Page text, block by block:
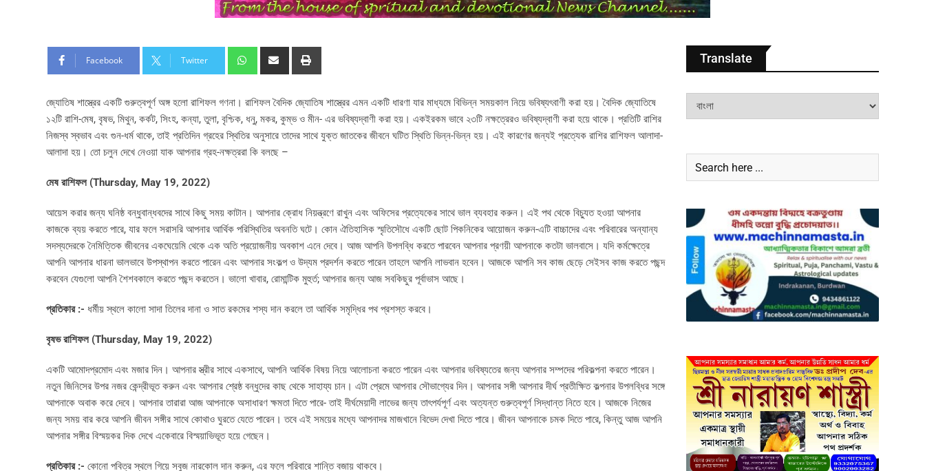
Facebook Twitter
জ্যোতিষ শাস্ত্রের একটি গুরুত্বপূর্ণ অঙ্গ হলো রাশিফল গণনা। রাশিফল বৈদিক জ্যোতিষ শাস্ত্রের এমন একটি ধারণা যার মাধ্যমে বিভিন্ন সময়কাল নিয়ে ভবিষ্যৎবাণী করা হয়। বৈদিক জ্যোতিষে
১২টি রাশি-মেষ, বৃষভ, মিথুন, কর্কট, সিংহ, কন্যা, তুলা, বৃশ্চিক, ধনু, মকর, কুম্ভ ও মীন- এর ভবিষ্যদ্বাণী করা হয়। একইরকম ভাবে ২৩টি নক্ষত্রেরও ভবিষ্যদ্বাণী করা হয়ে থাকে। প্রতিটি রাশির
নিজস্ব স্বভাব এবং গুন-ধর্ম থাকে, তাই প্রতিদিন গ্রহের স্থিতির অনুসারে তাদের সাথে যুক্ত জাতকের জীবনে ঘটিত স্থিতি ভিন্ন-ভিন্ন হয়। এই কারণের জন্যই প্রত্যেক রাশির রাশিফল আলাদা-
আলাদা হয়। তো চলুন দেখে নেওয়া যাক আপনার গ্রহ-নক্ষত্ররা কি বলছে –
মেষ রাশিফল (Thursday, May 19, 2022)
আয়েস করার জন্য ঘনিষ্ঠ বন্ধুবান্ধবদের সাথে কিছু সময় কাটান। আপনার ক্রোধ নিয়ন্ত্রণে রাখুন এবং অফিসের প্রত্যেকের সাথে ভাল ব্যবহার করুন। এই পথ থেকে বিচ্যুত হওয়া আপনার
কাজকে ব্যয় করতে পারে, যার ফলে সরাসরি আপনার আর্থিক পরিস্থিতির অবনতি ঘটে। কোন ঐতিহাসিক স্মৃতিসৌধে একটি ছোট পিকনিকের আয়োজন করুন-এটি বাচ্চাদের এবং পরিবারের অন্যান্য
সদস্যদেরকে নৈমিত্তিক জীবনের একঘেয়েমি থেকে এক অতি প্রয়োজনীয় অবকাশ এনে দেবে। আজ আপনি উপলব্ধি করতে পারবেন আপনার প্রণয়ী আপনাকে কতটা ভালবাসে। যদি কর্মক্ষেত্রে
আপনি আপনার ধারনা ভালভাবে উপস্থাপন করতে পারেন এবং আপনার সংকল্প ও উদ্যম প্রদর্শন করতে পারেন তাহলে আপনি লাভবান হবেন। আজকে আপনি সব কাজ ছেড়ে সেইসব কাজ করতে পছন্দ
করবেন যেগুলো আপনি শৈশবকালে করতে পছন্দ করতেন। ভালো খাবার, রোমান্টিক মুহুর্ত; আপনার জন্য আজ সবকিছুর পূর্বাভাস আছে।
প্রতিকার :- ধর্মীয় স্থলে কালো সাদা তিলের দানা ও সাত রকমের শস্য দান করলে তা আর্থিক সমৃদ্ধির পথ প্রশস্ত করবে।
বৃষভ রাশিফল (Thursday, May 19, 2022)
একটি আমোদপ্রমোদ এবং মজার দিন। আপনার স্ত্রীর সাথে একসাথে, আপনি আর্থিক বিষয় নিয়ে আলোচনা করতে পারেন এবং আপনার ভবিষ্যতের জন্য আপনার সম্পদের পরিকল্পনা করতে পারেন।
নতুন জিনিসের উপর নজর কেন্দ্রীভূত করুন এবং আপনার শ্রেষ্ঠ বন্ধুদের কাছ থেকে সাহায্য চান। এটা প্রেমে আপনার সৌভাগ্যের দিন। আপনার সঙ্গী আপনার দীর্ঘ প্রতীক্ষিত কল্পনার উপলব্ধির সঙ্গে
আপনাকে অবাক করে দেবে। আপনার তারারা আজ আপনাকে অসাধারণ ক্ষমতা দিতে পারে- তাই দীর্ঘমেয়াদী লাভের জন্য তাৎপর্যপূর্ণ এবং অত্যন্ত গুরুত্বপূর্ণ সিদ্ধান্ত নিতে হবে। আজকে নিজের
জন্য সময় বার করে আপনি জীবন সঙ্গীর সাথে কোথাও ঘুরতে যেতে পারেন। তবে এই সময়ের মধ্যে আপনাদর মাজখানে বিভেদ দেখা দিতে পারে। জীবন আপনাকে চমক দিতে পারে, কিন্তু আজ আপনি
আপনার সঙ্গীর বিস্ময়কর দিক দেখে একেবারে বিস্ময়াভিভূত হয়ে গেছেন।
প্রতিকার :- কোনো পবিত্র স্থলে গিয়ে সবুজ নারকোল দান করুন, এর ফলে পরিবারে শান্তি বজায় থাকবে।
Translate